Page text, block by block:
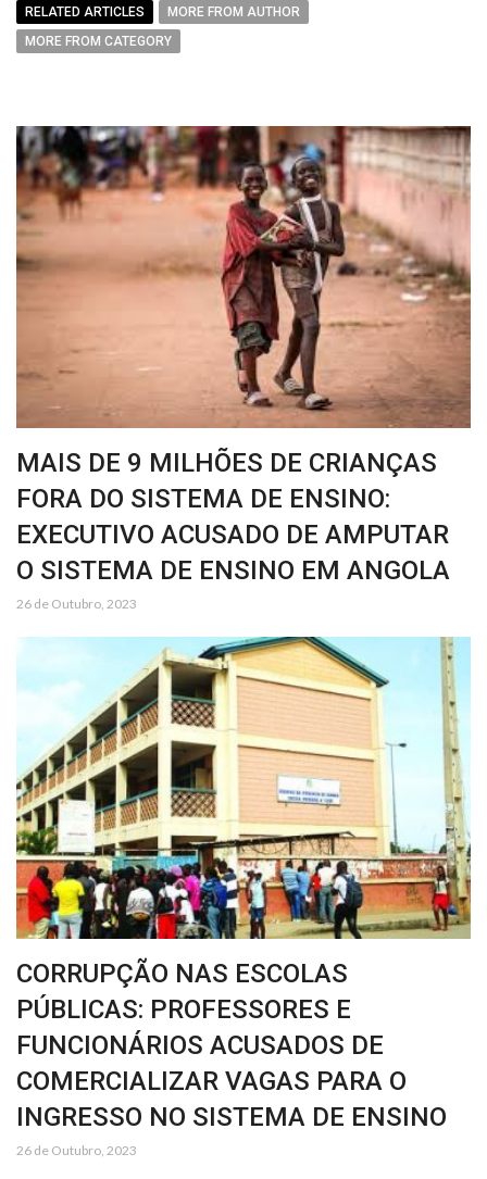
RELATED ARTICLES
MORE FROM AUTHOR
MORE FROM CATEGORY
MAIS DE 9 MILHÕES DE CRIANÇAS
FORA DO SISTEMA DE ENSINO:
EXECUTIVO ACUSADO DE AMPUTAR
O SISTEMA DE ENSINO EM ANGOLA
26 de Outubro, 2023
CORRUPÇÃO NAS ESCOLAS
PÚBLICAS: PROFESSORES E
FUNCIONÁRIOS ACUSADOS DE
COMERCIALIZAR VAGAS PARA O
INGRESSO NO SISTEMA DE ENSINO
26 de Outubro, 2023